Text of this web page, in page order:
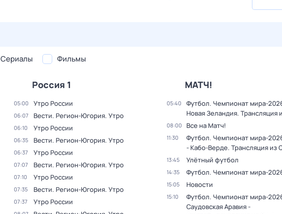
Сериалы Фильмы
Россия 1
05:00 Утро России
06:07 Вести. Регион-Югория. Утро
06:10 Утро России
06:35 Вести. Регион-Югория. Утро
06:37 Утро России
07:07 Вести. Регион-Югория. Утро
07:10 Утро России
07:35 Вести. Регион-Югория. Утро
07:37 Утро России
МАТЧ!
05:40
Футбол. Чемпионат мира-
Новая Зеландия. Трансляция
08:00 Все на Матч!
11:30
Футбол. Чемпионат мира-
- Кабо-Верде. Трансляция из
13:45 Улётный футбол
14:35 Футбол. Чемпионат мира-
15:05 Новости
15:10
Футбол. Чемпионат мира-
Саудовская Аравия -